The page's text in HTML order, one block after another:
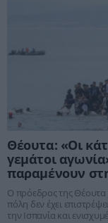
Θέουτα: «Οι
γεμάτοι
παραμένουν
Ο πρόεδρος της Θέουτα
πόλη δεν έχει
την Ισπανία και